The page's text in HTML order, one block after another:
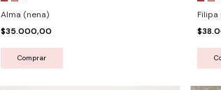
Alma (nena)
$35.000,00
Comprar
Filipa